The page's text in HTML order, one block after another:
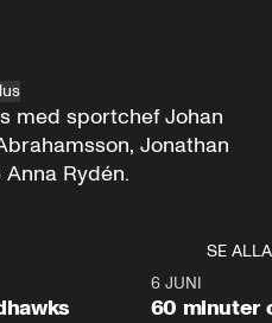
med sportchef Johan
Jonathan
Rydén.
SE ALLA
6 JUNI
60 minuter